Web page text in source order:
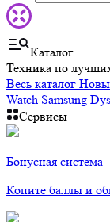
Каталог
Техника по
Весь каталог
Watch Samsung
Сервисы
Бонусная система
Копите баллы и